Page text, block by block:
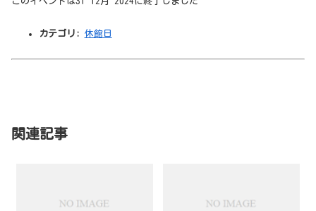
カテゴリ: 休館日
関連記事